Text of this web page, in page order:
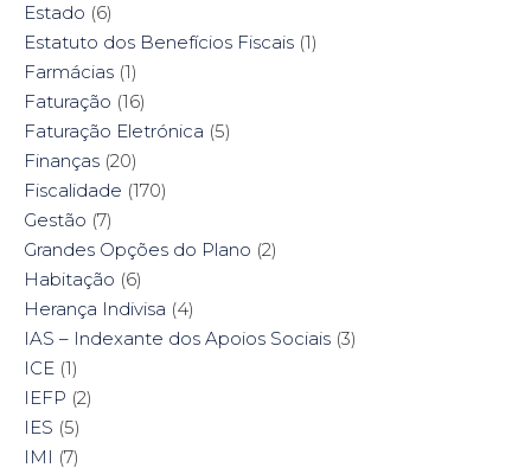
Estado (6)
Estatuto dos Benefícios Fiscais (1)
Farmácias (1)
Faturação (16)
Faturação Eletrónica (5)
Finanças (20)
Fiscalidade (170)
Gestão (7)
Grandes Opções do Plano (2)
Habitação (6)
Herança Indivisa (4)
IAS – Indexante dos Apoios Sociais (3)
ICE (1)
IEFP (2)
IES (5)
IMI (7)